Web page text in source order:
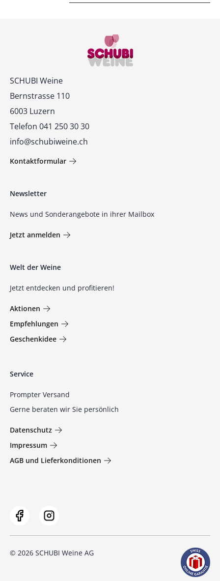
Kontakt
SCHUBI Weine
Bernstrasse 110
6003 Luzern
Telefon 041 250 30 30
info@schubiweine.ch
Kontaktformular
Newsletter
News und Sonderangebote in ihrer Mailbox
Jetzt anmelden
Welt der Weine
Jetzt entdecken und profitieren!
Aktionen
Empfehlungen
Geschenkidee
Service
Prompter Versand
Gerne beraten wir Sie persönlich
Datenschutz
Impressum
AGB und Lieferkonditionen
© 2026 SCHUBI Weine AG